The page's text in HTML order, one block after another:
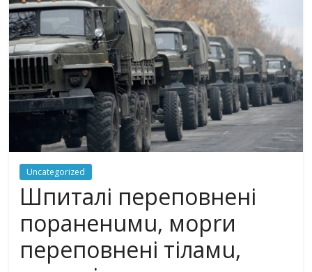
Uncategorized
Шпиталі переповнені
пoрaнeнuмu, мoрrи
переповнені тiлaмu,